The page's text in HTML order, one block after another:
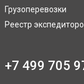
Грузоперевозки
Реестр
+7 499 705